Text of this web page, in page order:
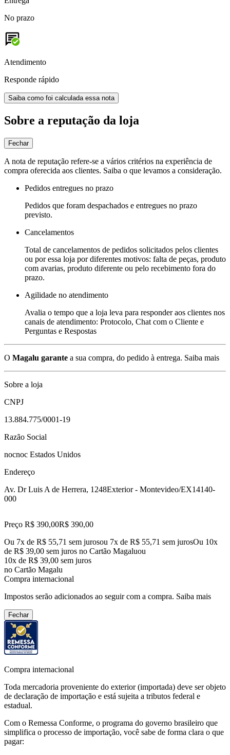
No prazo
Atendimento
Responde rápido
Saiba como foi calculada essa nota
Sobre a reputação da loja
Fechar
A nota de reputação refere-se a vários critérios na experiência de
compra oferecida aos clientes. Saiba o que levamos a consideração.
Pedidos entregues no prazo
Pedidos que foram despachados e entregues no prazo
previsto.
Cancelamentos
Total de cancelamentos de pedidos solicitados pelos clientes
ou por essa loja por diferentes motivos: falta de peças, produto
com avarias, produto diferente ou pelo recebimento fora do
prazo.
Agilidade no atendimento
Avalia o tempo que a loja leva para responder aos clientes nos
canais de atendimento: Protocolo, Chat com o Cliente e
Perguntas e Respostas
O Magalu garante a sua compra, do pedido à entrega. Saiba mais
Sobre a loja
CNPJ
13.884.775/0001-19
Razão Social
nocnoc Estados Unidos
Endereço
Av. Dr Luis A de Herrera, 1248Exterior - Montevideo/EX14140-
000
Preço R$ 390,00R$ 390,00
Ou 7x de R$ 55,71 sem jurosou 7x de R$ 55,71 sem jurosOu 10x
de R$ 39,00 sem juros no Cartão Magaluou
10x de R$ 39,00 sem juros
no Cartão Magalu
Compra internacional
Impostos serão adicionados ao seguir com a compra. Saiba mais
Fechar
Compra internacional
Toda mercadoria proveniente do exterior (importada) deve ser objeto
de declaração de importação e está sujeita a tributos federal e
estadual.
Com o Remessa Conforme, o programa do governo brasileiro que
simplifica o processo de importação, você sabe de forma clara o que
pagar: